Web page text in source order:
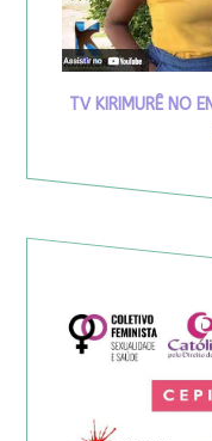
TV KIRIMURÊ NO